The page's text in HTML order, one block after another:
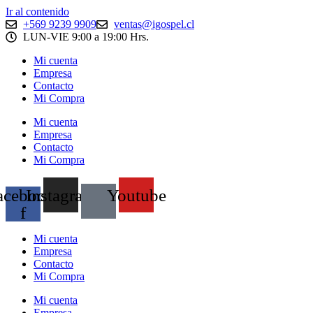
Ir al contenido
+569 9239 9909
ventas@igospel.cl
LUN-VIE 9:00 a 19:00 Hrs.
Mi cuenta
Empresa
Contacto
Mi Compra
Mi cuenta
Empresa
Contacto
Mi Compra
f
Instagram Youtube
Mi cuenta
Empresa
Contacto
Mi Compra
Mi cuenta